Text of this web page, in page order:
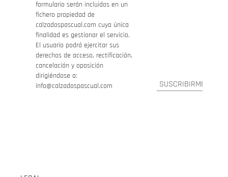
formulario serán incluidos en un
fichero propiedad de
calzadospascual.com cuya única
finalidad es gestionar el servicio.
El usuario podrá ejercitar sus
derechos de acceso, rectificación,
cancelación y oposición
dirigiéndose a:
info@calzadospascual.com